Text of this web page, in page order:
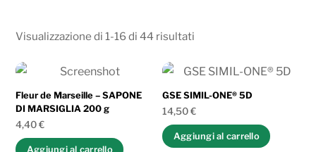
Visualizzazione di 1-16 di 44 risultati
base
al
più
recente
Fleur de Marseille – SAPONE
DI MARSIGLIA 200 g
4,40€
Aggiungi al carrello
GSE SIMIL-ONE® 5D
14,50€
Aggiungi al carrello